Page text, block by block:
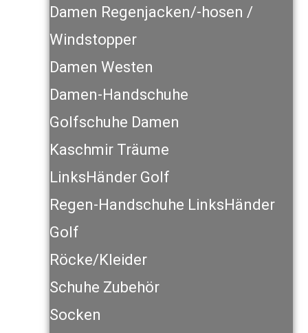
Damen Regenjacken/-hosen /
Windstopper
Damen Westen
Damen-Handschuhe
Golfschuhe Damen
Kaschmir Träume
LinksHänder Golf
Regen-Handschuhe LinksHänder
Golf
Röcke/Kleider
Schuhe Zubehör
Socken